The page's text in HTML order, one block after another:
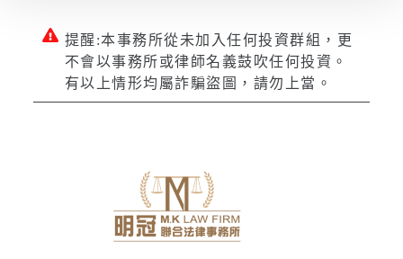
提醒:本事務所從未加入任何投資群組，更
不會以事務所或律師名義鼓吹任何投資。
有以上情形均屬詐騙盜圖，請勿上當。